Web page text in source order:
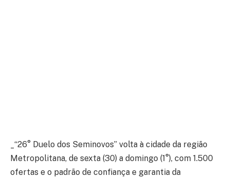
_“26° Duelo dos Seminovos” volta à cidade da região
Metropolitana, de sexta (30) a domingo (1°), com 1.500
ofertas e o padrão de confiança e garantia da